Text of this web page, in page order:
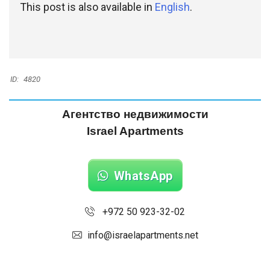
This post is also available in English.
ID: 4820
Агентство недвижимости
Israel Apartments
WhatsApp
+972 50 923-32-02
info@israelapartments.net